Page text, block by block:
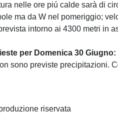
nelle ore piú calde sarà di
ma da W nel pomeriggio;
intorno ai 4300 metri in
per Domenica 30 Giugno:
sono previste precipitazioni.
riservata